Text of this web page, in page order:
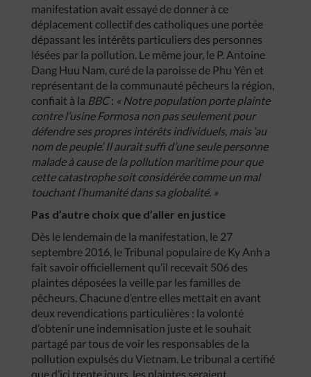
manifestation avait essayé de donner à ce
déplacement collectif des catholiques une portée
dépassant les intérêts particuliers des personnes
lésées par la pollution. Le même jour, le P. Antoine
Dang Huu Nam, curé de la paroisse de Phu Yên et
représentant de la communauté pêcheurs la région,
confiait à la BBC: « Notre population porte plainte
contre l’usine Formosa non pas seulement pour
défendre ses propres intérêts individuels, mais ‘au
nom de peuple’. Il aurait suffi d’une seule personne
malade à cause de la pollution maritime pour que
cette catastrophe soit considérée comme un mal
touchant l’humanité dans sa globalité. »
Pas d’autre choix que d’aller en justice
Dès le lendemain de la manifestation, le 27
septembre 2016, le Tribunal populaire de Ky Anh a
fait savoir officiellement qu’il recevait 506 des
plaintes déposées la veille par les familles de
pêcheurs. Chacune d’entre elles mettait en avant
deux revendications particulières : la volonté
d’obtenir une indemnisation juste et le souhait
partagé par tous de voir les responsables de la
pollution expulsés du Vietnam. Le tribunal a certifié
que d’ici trente jours, les plaintes seraient